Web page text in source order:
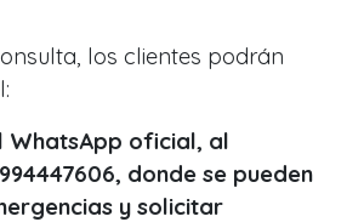
los clientes podrán
WhatsApp oficial, al
donde se pueden
y solicitar